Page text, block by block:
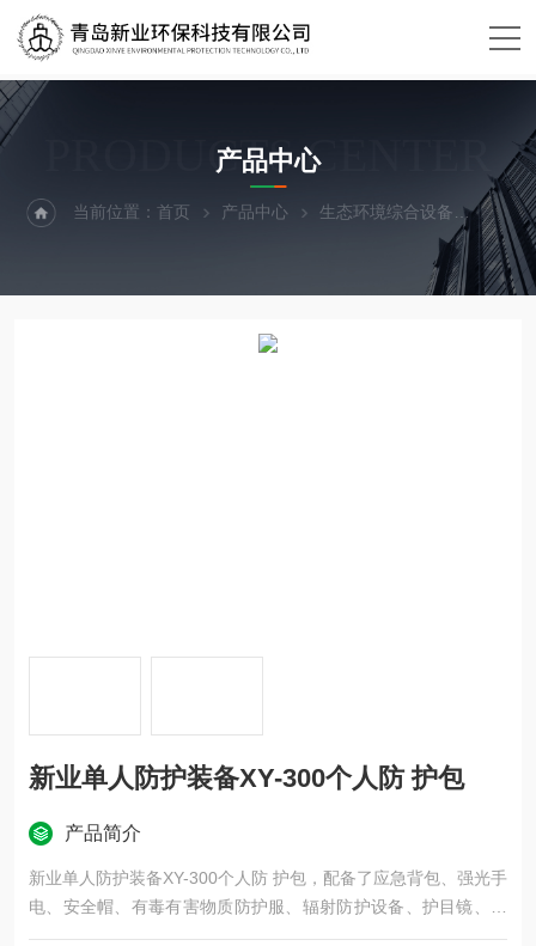
PRODUCTS CENTER
产品中心
当前位置：首页 产品中心 生态环境综合设备 个人
新业单人防护装备XY-300个人防 护包
产品简介
新业单人防护装备XY-300个人防 护包，配备了应急背包、强光手
电、安全帽、有毒有害物质防护服、辐射防护设备、护目镜、防
护鞋等。